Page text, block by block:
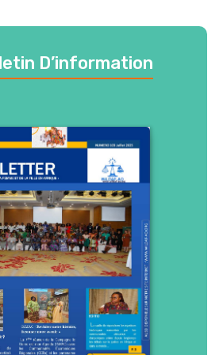
D’information